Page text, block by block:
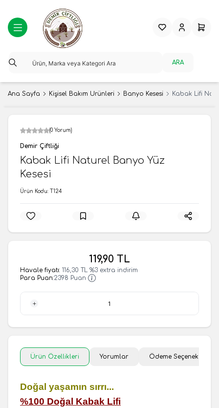
ARA
FavorilerimHesabım
Ana Sayfa Kişisel Bakım Ürünleri Banyo Kesesi Kabak Lifi
(0 Yorum)
Demir Çiftliği
Kabak Lifi Naturel Banyo Yüz
Kesesi
Ürün Kodu: T124
119,90 TL
Havale fiyatı: 116,30 TL %3 extra indirim
Para Puan:2398 Puan
Ürün Özellikleri Yorumlar Ödeme Seçenekleri
Doğal yaşamın sırrı...
%100 Doğal Kabak Lifi